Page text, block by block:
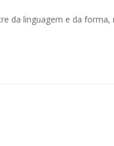
da linguagem e da